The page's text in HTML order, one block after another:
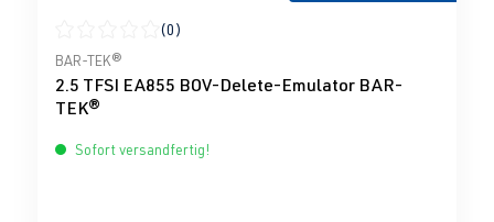
Durchschnittliche Bewertung von 0 von 5 Sternen
(0)
BAR-TEK®
2.5 TFSI EA855 BOV-Delete-Emulator BAR-
TEK®
Sofort versandfertig!